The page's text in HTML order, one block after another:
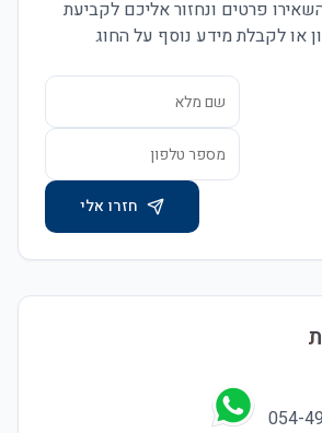
פרטים ונחזור אליכם לקביעת
או לקבלת מידע נוסף על החוג
חזרו אלי
054-